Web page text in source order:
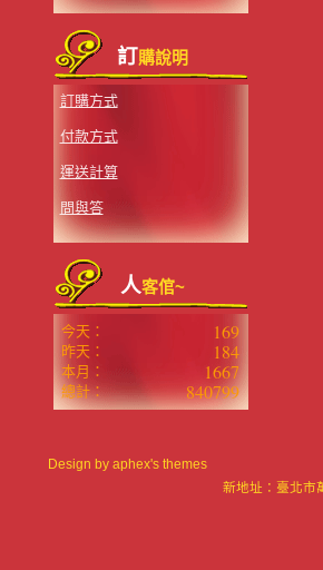
訂購說明
訂購方式
付款方式
運送計算
問與答
人客倌~
今天： 169
昨天： 184
本月： 1667
總計： 840799
Design by aphex's themes
新地址：臺北市